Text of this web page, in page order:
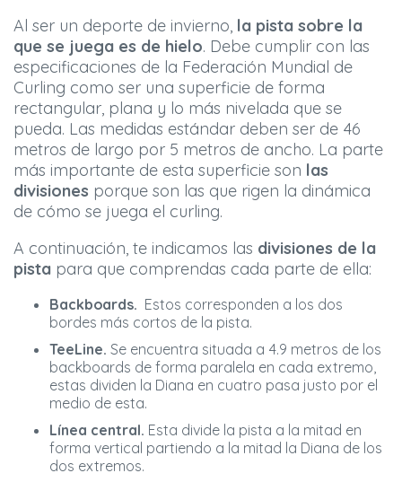
Al ser un deporte de invierno, la pista sobre la
que se juega es de hielo. Debe cumplir con las
especificaciones de la Federación Mundial de
Curling como ser una superficie de forma
rectangular, plana y lo más nivelada que se
pueda. Las medidas estándar deben ser de 46
metros de largo por 5 metros de ancho. La parte
más importante de esta superficie son las
divisiones porque son las que rigen la dinámica
de cómo se juega el curling.
A continuación, te indicamos las divisiones de la
pista para que comprendas cada parte de ella:
Backboards. Estos corresponden a los dos
bordes más cortos de la pista.
TeeLine. Se encuentra situada a 4.9 metros de los
backboards de forma paralela en cada extremo,
estas dividen la Diana en cuatro pasa justo por el
medio de esta.
Línea central. Esta divide la pista a la mitad en
forma vertical partiendo a la mitad la Diana de los
dos extremos.